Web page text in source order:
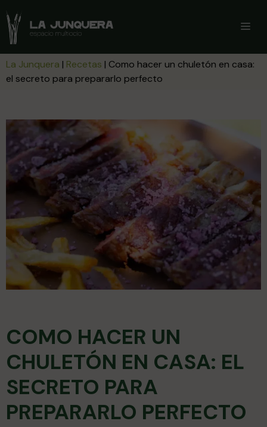
contenido
La Junquera | Recetas | Como hacer un chuletón en casa:
el secreto para prepararlo perfecto
COMO HACER UN
CHULETÓN EN CASA: EL
SECRETO PARA
PREPARARLO PERFECTO